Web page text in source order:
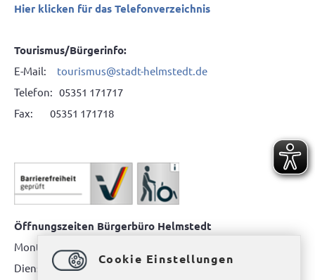
Hier klicken für das Telefonverzeichnis
Tourismus/Bürgerinfo:
E-Mail: tourismus@stadt-helmstedt.de
Telefon: 05351 171717
Fax: 05351 171718
Öffnungszeiten Bürgerbüro Helmstedt
Montag: 08.00 bis 12.00 Uhr
Dienstag: 08.00 bis 12.00 Uhr & 15.00 Uhr bis 17.00 Uhr
Cookie Einstellungen